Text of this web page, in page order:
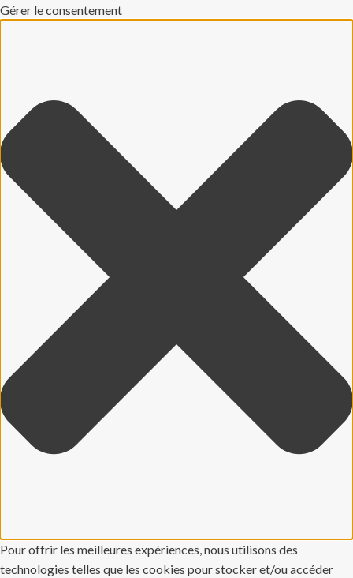
Gérer le consentement
Pour offrir les meilleures expériences, nous utilisons des
technologies telles que les cookies pour stocker et/ou accéder